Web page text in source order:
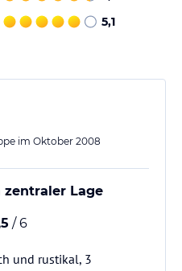
5,1
im Oktober 2008
zentraler Lage
/ 6
und rustikal, 3